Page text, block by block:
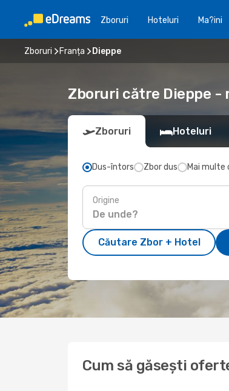
Zboruri Hoteluri Ma?ini
Zboruri Franța Dieppe
Zboruri către Dieppe -
Zboruri Hoteluri
Dus-întors Zbor dus Mai multe
Origine
Căutare Zbor + Hotel
Cum să găsești